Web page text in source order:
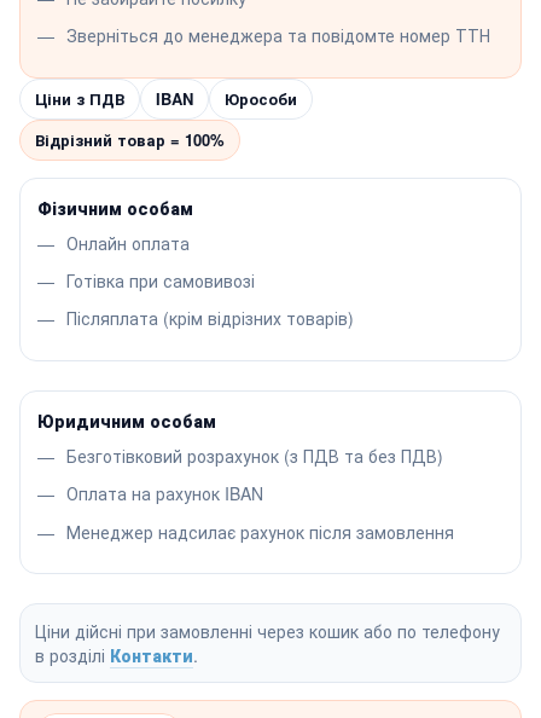
Зверніться до менеджера та повідомте номер ТТН
Ціни з ПДВ IBAN
Юрособи
Відрізний товар = 100%
Фізичним особам
Онлайн оплата
Готівка при самовивозі
Післяплата (крім відрізних товарів)
Юридичним особам
Безготівковий розрахунок (з ПДВ та без ПДВ)
Оплата на рахунок IBAN
Менеджер надсилає рахунок після замовлення
Ціни дійсні при замовленні через кошик або по телефону
в розділі Контакти.